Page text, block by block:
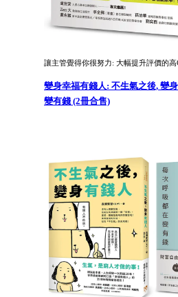
讓主管覺得你很努力: 大幅提升評價的高
變身幸福有錢人: 不生氣之後, 變
變有錢 (2冊合售)